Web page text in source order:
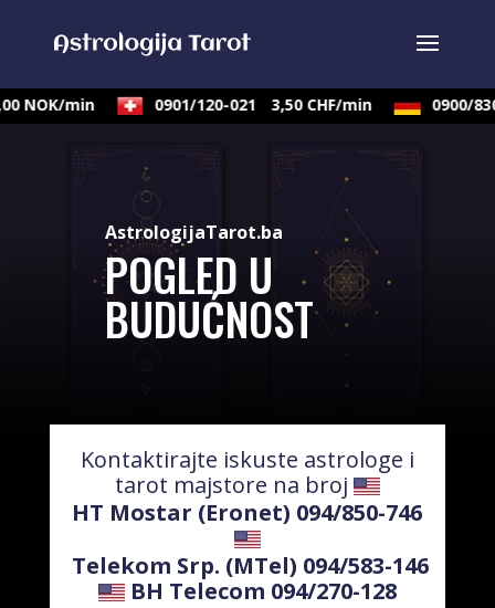
NOK/min 0901/120-021 3,50 CHF/min 0900/830-
AstrologijaTarot.ba
POGLED U
BUDUĆNOST
Kontaktirajte iskuste astrologe i
tarot majstore na broj
HT Mostar (Eronet) 094/850-746
Telekom Srp. (MTel) 094/583-146
BH Telecom 094/270-128